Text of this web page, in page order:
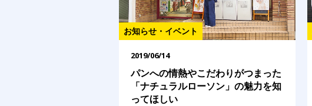
お知らせ・イベント
2019/06/14
パンへの情熱やこだわりがつまった
「ナチュラルローソン」の魅力を知
ってほしい